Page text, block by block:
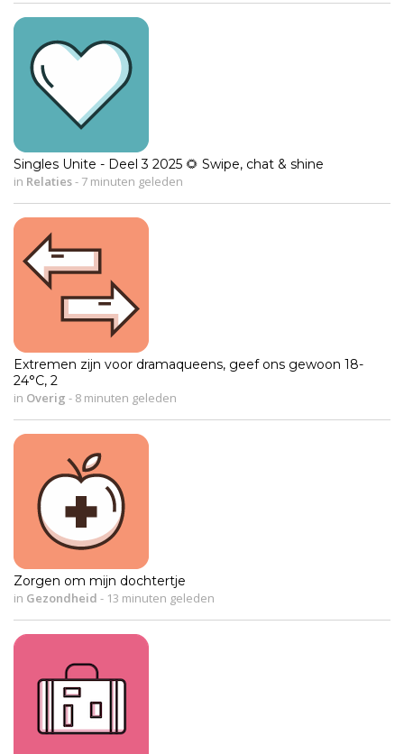
Singles Unite - Deel 3 2025 🌻 Swipe, chat & shine
in Relaties- 7 minuten geleden
Extremen zijn voor dramaqueens, geef ons gewoon 18-
24°C, 2
in Overig - 8 minuten geleden
Zorgen om mijn dochtertje
in Gezondheid - 13 minuten geleden